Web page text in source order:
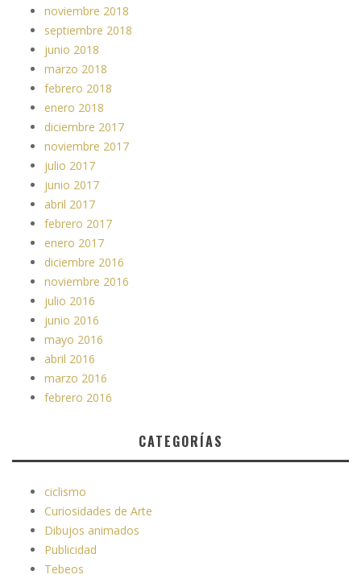
noviembre 2018
septiembre 2018
junio 2018
marzo 2018
febrero 2018
enero 2018
diciembre 2017
noviembre 2017
julio 2017
junio 2017
abril 2017
febrero 2017
enero 2017
diciembre 2016
noviembre 2016
julio 2016
junio 2016
mayo 2016
abril 2016
marzo 2016
febrero 2016
CATEGORÍAS
ciclismo
Curiosidades de Arte
Dibujos animados
Publicidad
Tebeos